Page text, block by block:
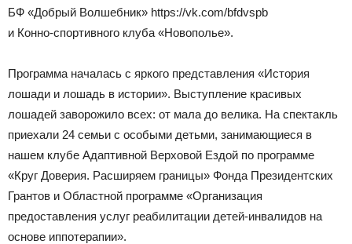
БФ «Добрый Волшебник» https://vk.com/bfdvspb
и Конно-спортивного клуба «Новополье».
Программа началась с яркого представления «История
лошади и лошадь в истории». Выступление красивых
лошадей заворожило всех: от мала до велика. На спектакль
приехали 24 семьи с особыми детьми, занимающиеся в
нашем клубе Адаптивной Верховой Ездой по программе
«Круг Доверия. Расширяем границы» Фонда Президентских
Грантов и Областной программе «Организация
предоставления услуг реабилитации детей-инвалидов на
основе иппотерапии».